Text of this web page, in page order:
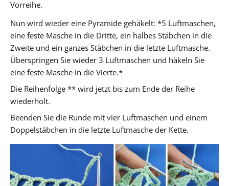
Vorreihe.
Nun wird wieder eine Pyramide gehäkelt: *5 Luftmaschen,
eine feste Masche in die Dritte, ein halbes Stäbchen in die
Zweite und ein ganzes Stäbchen in die letzte Luftmasche.
Überspringen Sie wieder 3 Luftmaschen und häkeln Sie
eine feste Masche in die Vierte.*
Die Reihenfolge ** wird jetzt bis zum Ende der Reihe
wiederholt.
Beenden Sie die Runde mit vier Luftmaschen und einem
Doppelstäbchen in die letzte Luftmasche der Kette.